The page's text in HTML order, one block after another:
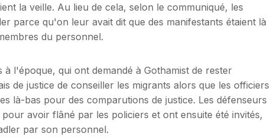
la veille. Au lieu de cela, selon le communiqué, les
parce qu'on leur avait dit que des manifestants étaient là
du personnel.
l'époque, qui ont demandé à Gothamist de rester
de justice de conseiller les migrants alors que les officiers
là-bas pour des comparutions de justice. Les défenseurs
avoir flâné par les policiers et ont ensuite été invités,
par son personnel.